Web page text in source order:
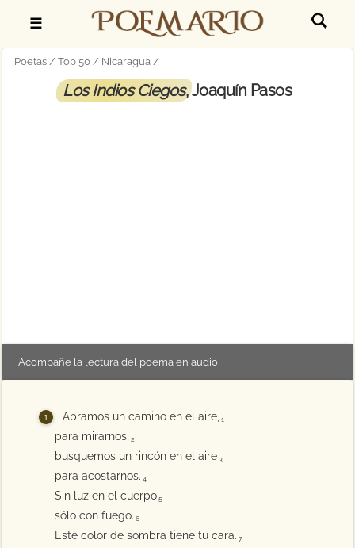
☰
Poetas Top 50 Nicaragua
Los Indios Ciegos, Joaquín Pasos
Acompañe la lectura del poema en audio
Abramos un camino en el aire, 1
para mirarnos, 2
busquemos un rincón en el aire 3
para acostarnos. 4
Sin luz en el cuerpo 5
sólo con fuego. 6
Este color de sombra tiene tu cara. 7